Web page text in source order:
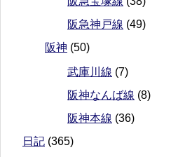
阪急神戸線 (49)
阪神 (50)
武庫川線 (7)
阪神なんば線 (8)
阪神本線 (36)
日記 (365)